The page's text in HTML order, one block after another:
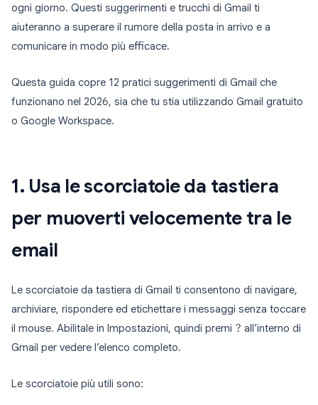
ogni giorno. Questi suggerimenti e trucchi di Gmail ti
aiuteranno a superare il rumore della posta in arrivo e a
comunicare in modo più efficace.
Questa guida copre 12 pratici suggerimenti di Gmail che
funzionano nel 2026, sia che tu stia utilizzando Gmail gratuito
o Google Workspace.
1. Usa le scorciatoie da tastiera
per muoverti velocemente tra le
email
Le scorciatoie da tastiera di Gmail ti consentono di navigare,
archiviare, rispondere ed etichettare i messaggi senza toccare
il mouse. Abilitale in Impostazioni, quindi premi ? all’interno di
Gmail per vedere l’elenco completo.
Le scorciatoie più utili sono: